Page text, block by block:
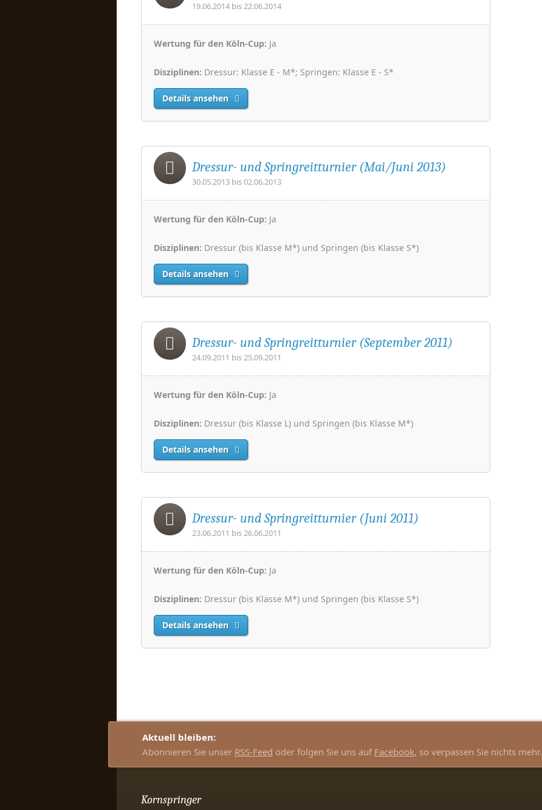
19.06.2014 bis 22.06.2014
Wertung für den Köln-Cup: Ja
Disziplinen: Dressur: Klasse E - M*; Springen: Klasse E - S*
Details ansehen
Dressur- und Springreitturnier (Mai/Juni 2013)
30.05.2013 bis 02.06.2013
Wertung für den Köln-Cup: Ja
Disziplinen: Dressur (bis Klasse M*) und Springen (bis Klasse S*)
Details ansehen
Dressur- und Springreitturnier (September 2011)
24.09.2011 bis 25.09.2011
Wertung für den Köln-Cup: Ja
Disziplinen: Dressur (bis Klasse L) und Springen (bis Klasse M*)
Details ansehen
Dressur- und Springreitturnier (Juni 2011)
23.06.2011 bis 26.06.2011
Wertung für den Köln-Cup: Ja
Disziplinen: Dressur (bis Klasse M*) und Springen (bis Klasse S*)
Details ansehen
Aktuell bleiben:
Abonnieren Sie unser RSS-Feed oder folgen Sie uns auf Facebook, so verpassen Sie nichts mehr.
Kornspringer